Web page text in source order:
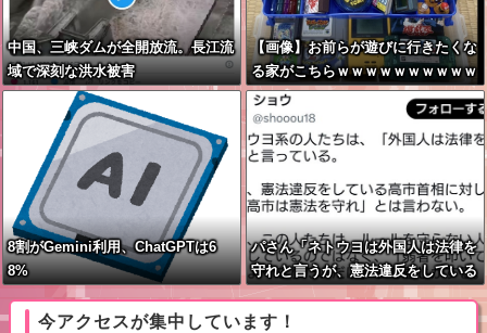
中国、三峡ダムが全開放流。長江流
域で深刻な洪水被害
【画像】お前らが遊びに行きたくな
る家がこちらｗｗｗｗｗｗｗｗｗｗ
ｗｗｗｗｗｗｗｗｗｗｗｗｗｗｗｗ
ｗｗｗｗｗｗ
8割がGemini利用、ChatGPTは6
8%
パさん「ネトウヨは外国人は法律を
守れと言うが、憲法違反をしている
高市には何も言わない」
今アクセスが集中しています！